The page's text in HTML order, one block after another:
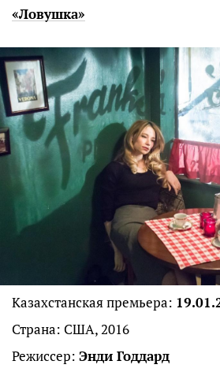
«Ловушка»
Казахстанская премьера:
Страна: США, 2016
Режиссер: Энди Годдард